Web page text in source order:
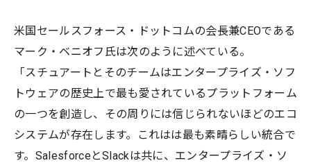
米国セールスフォース・ドットコムの会長兼CEOである
マーク・ベニオフ氏は次のように述べている。
「スチュアートとそのチームはエンタープライズ・ソフ
トウェアの歴史上で最も愛されているプラットフォーム
の一つを創造し、その周りには信じられないほどのエコ
システムが存在します。これはは最も素晴らしい統合で
す。SalesforceとSlackは共に、エンタープライズ・ソ